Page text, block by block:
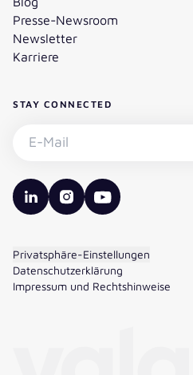
Presse-Newsroom
Newsletter
Karriere
STAY CONNECTED
valantic LinkedIn
valantic Instagram
valantic YouTube
Privatsphäre-Einstellungen
Datenschutzerklärung
Impressum und Rechtshinweise